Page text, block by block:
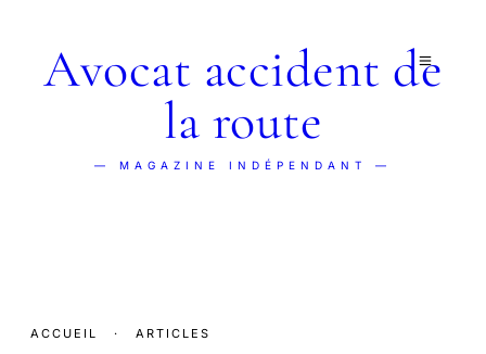
Avocat accident de
la route
— MAGAZINE INDÉPENDANT —
ACCUEIL · ARTICLES